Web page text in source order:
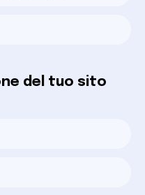
del tuo sito